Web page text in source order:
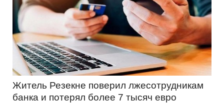
Житель Резекне поверил лжесотрудникам
банка и потерял более 7 тысяч евро